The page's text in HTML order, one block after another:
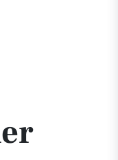
salg i Svendborg